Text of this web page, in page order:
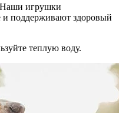
Наши игрушки
и поддерживают здоровый
теплую воду.